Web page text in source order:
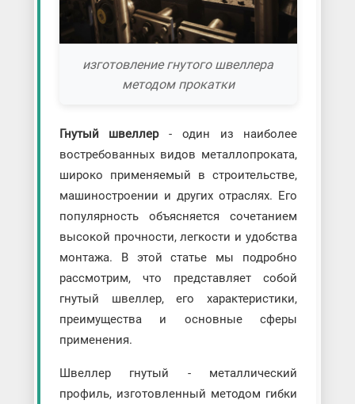
изготовление гнутого швеллера
методом прокатки
Гнутый швеллер- один из наиболее
востребованных видов металлопроката,
широко применяемый в строительстве,
машиностроении и других отраслях. Его
популярность объясняется сочетанием
высокой прочности, легкости и удобства
монтажа. В этой статье мы подробно
рассмотрим, что представляет собой
гнутый швеллер, его характеристики,
преимущества и основные сферы
применения.
Швеллер гнутый - металлический
профиль, изготовленный методом гибки